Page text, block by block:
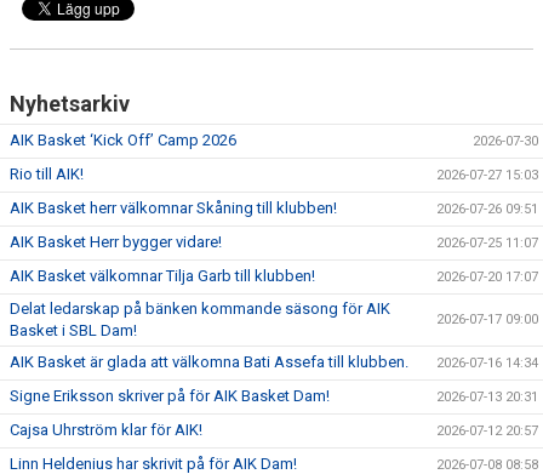
Nyhetsarkiv
AIK Basket ‘Kick Off’ Camp 2026 2026-07-30
Rio till AIK! 2026-07-27 15:03
AIK Basket herr välkomnar Skåning till klubben! 2026-07-26 09:51
AIK Basket Herr bygger vidare! 2026-07-25 11:07
AIK Basket välkomnar Tilja Garb till klubben! 2026-07-20 17:07
Delat ledarskap på bänken kommande säsong för AIK
Basket i SBL Dam!
2026-07-17 09:00
AIK Basket är glada att välkomna Bati Assefa till klubben. 2026-07-16 14:34
Signe Eriksson skriver på för AIK Basket Dam! 2026-07-13 20:31
Cajsa Uhrström klar för AIK! 2026-07-12 20:57
Linn Heldenius har skrivit på för AIK Dam! 2026-07-08 08:58